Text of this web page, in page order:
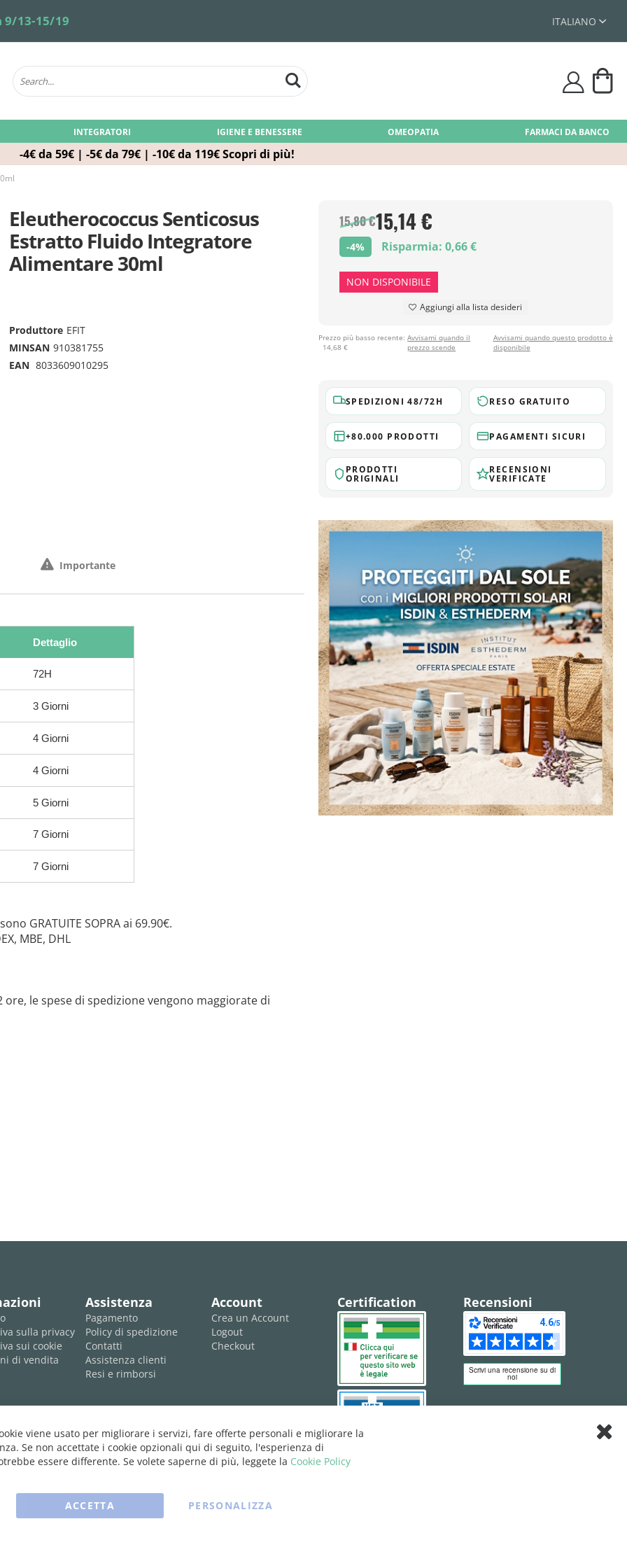
-4€ da 59€ | -5€ da 79€ | -10€ da 119€ Scopri di più!
9/13-15/19 ITALIANO
user
INTEGRATORI IGIENE E BENESSERE OMEOPATIA FARMACI DA BANCO
Eleutherococcus Senticosus
Estratto Fluido Integratore
Alimentare 30ml
15,80 €15,14 €
-4% Risparmia: 0,66 €
NON DISPONIBILE
Aggiungi alla lista desideri
Prezzo più basso recente:
14,68 €
Avvisami quando il
prezzo scende
Avvisami quando questo prodotto è
disponibile
SPEDIZIONI 48/72H RESO GRATUITO
+80.000 PRODOTTI PAGAMENTI SICURI
PRODOTTI
ORIGINALI
RECENSIONI
VERIFICATE
Produttore EFIT
MINSAN 910381755
EAN 8033609010295
Dettaglio
72H
3 Giorni
4 Giorni
4 Giorni
5 Giorni
7 Giorni
7 Giorni
GRATUITE SOPRA ai 69.90€.
MBE, DHL
ore, le spese di spedizione vengono maggiorate di
Importante
sulla privacy
sui cookie
di vendita
Assistenza
Pagamento
Policy di spedizione
Contatti
Assistenza clienti
Resi e rimborsi
Account
Crea un Account
Logout
Checkout
Certification Recensioni
viene usato per migliorare i servizi, fare offerte personali e migliorare la
Se non accettate i cookie opzionali qui di seguito, l'esperienza di
essere differente. Se volete saperne di più, leggete la Cookie Policy
ACCETTA PERSONALIZZA